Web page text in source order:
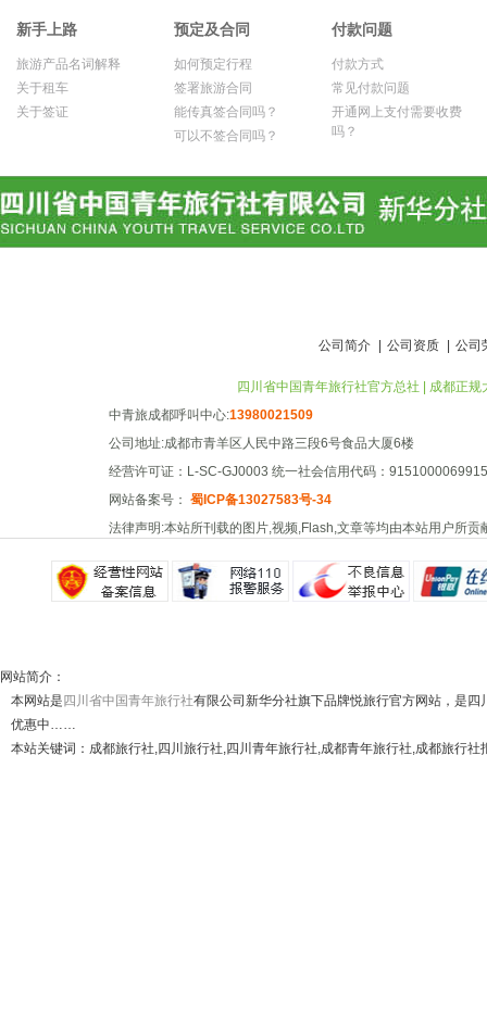
新手上路
旅游产品名词解释
关于租车
关于签证
预定及合同
如何预定行程
签署旅游合同
能传真签合同吗？
可以不签合同吗？
付款问题
付款方式
常见付款问题
开通网上支付需要收费
吗？
公司简介 公司资质 公司
四川省中国青年旅行社官方总社 | 成都正
中青旅成都呼叫中心:13980021509
公司地址:成都市青羊区人民中路三段6号食品大厦6楼
经营许可证：L-SC-GJ0003 统一社会信用代码：
网站备案号： 蜀ICP备13027583号-34
法律声明:本站所刊载的图片,视频,Flash,文章等均由本站用户所
网站简介：
本网站是 四川省中国青年旅行社有限公司新华分社旗下品牌悦旅行官方网站，是
优惠中……
本站关键词：成都旅行社,四川旅行社,四川青年旅行社,成都青年旅行社,成都旅行